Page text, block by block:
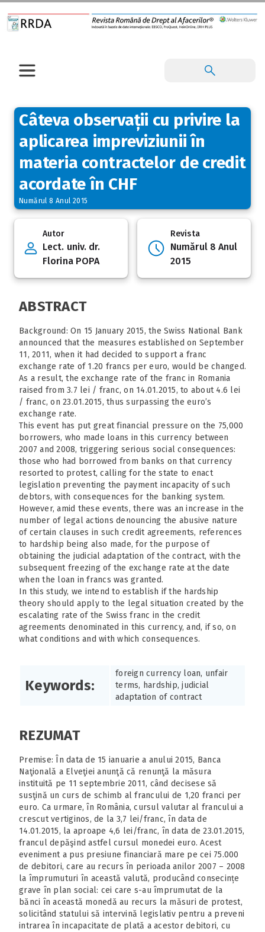
Câteva observații cu privire la
aplicarea impreviziunii în
materia contractelor de credit
acordate în CHF
Numărul 8 Anul 2015
Autor
Lect. univ. dr.
Florina POPA
Revista
Numărul 8 Anul
2015
ABSTRACT
Background: On 15 January 2015, the Swiss National Bank
announced that the measures established on September
11, 2011, when it had decided to support a franc
exchange rate of 1.20 francs per euro, would be changed.
As a result, the exchange rate of the franc in Romania
raised from 3.7 lei / franc, on 14.01.2015, to about 4.6 lei
/ franc, on 23.01.2015, thus surpassing the euro’s
exchange rate.
This event has put great financial pressure on the 75,000
borrowers, who made loans in this currency between
2007 and 2008, triggering serious social consequences:
those who had borrowed from banks on that currency
resorted to protest, calling for the state to enact
legislation preventing the payment incapacity of such
debtors, with consequences for the banking system.
However, amid these events, there was an increase in the
number of legal actions denouncing the abusive nature
of certain clauses in such credit agreements, references
to hardship being also made, for the purpose of
obtaining the judicial adaptation of the contract, with the
subsequent freezing of the exchange rate at the date
when the loan in francs was granted.
In this study, we intend to establish if the hardship
theory should apply to the legal situation created by the
escalating rate of the Swiss franc in the credit
agreements denominated in this currency, and, if so, on
what conditions and with which consequences.
Keywords:
foreign currency loan, unfair
terms, hardship, judicial
adaptation of contract
REZUMAT
Premise: În data de 15 ianuarie a anului 2015, Banca
Naţională a Elveţiei anunţă că renunţă la măsura
instituită pe 11 septembrie 2011, când decisese să
susţină un curs de schimb al francului de 1,20 franci per
euro. Ca urmare, în România, cursul valutar al francului a
crescut vertiginos, de la 3,7 lei/franc, în data de
14.01.2015, la aproape 4,6 lei/franc, în data de 23.01.2015,
francul depăşind astfel cursul monedei euro. Acest
eveniment a pus presiune financiară mare pe cei 75.000
de debitori, care au recurs în perioada anilor 2007 – 2008
la împrumuturi în această valută, producând consecințe
grave în plan social: cei care s-au împrumutat de la
bănci în această monedă au recurs la măsuri de protest,
solicitând statului să intervină legislativ pentru a preveni
intrarea în incapacitate de plată a acestor debitori, cu